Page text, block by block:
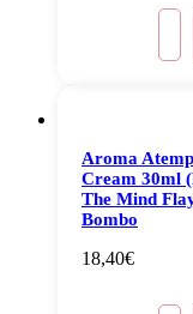
Aroma
Cream 30ml
The Mind
Bombo
18,40€